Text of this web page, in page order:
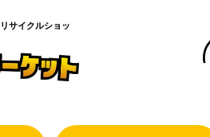
リサイクルショッ